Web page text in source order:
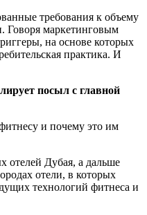
требования к объему
Говоря маркетинговым
на основе которых
практика. И
посыл с главной
отелей Дубая, а дальше
отели, в которых
технологий фитнеса и